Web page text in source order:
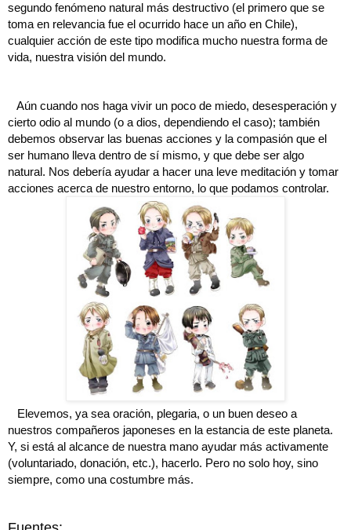
segundo fenómeno natural más destructivo (el primero que se
toma en relevancia fue el ocurrido hace un año en Chile),
cualquier acción de este tipo modifica mucho nuestra forma de
vida, nuestra visión del mundo.
Aún cuando nos haga vivir un poco de miedo, desesperación y
cierto odio al mundo (o a dios, dependiendo el caso); también
debemos observar las buenas acciones y la compasión que el
ser humano lleva dentro de sí mismo, y que debe ser algo
natural. Nos debería ayudar a hacer una leve meditación y tomar
acciones acerca de nuestro entorno, lo que podamos controlar.
Elevemos, ya sea oración, plegaria, o un buen deseo a
nuestros compañeros japoneses en la estancia de este planeta.
Y, si está al alcance de nuestra mano ayudar más activamente
(voluntariado, donación, etc.), hacerlo. Pero no solo hoy, sino
siempre, como una costumbre más.